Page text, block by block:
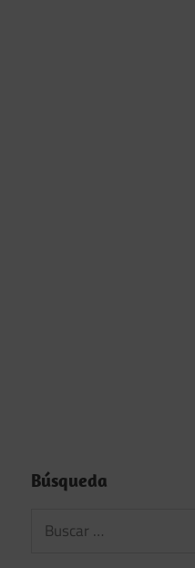
Búsqueda